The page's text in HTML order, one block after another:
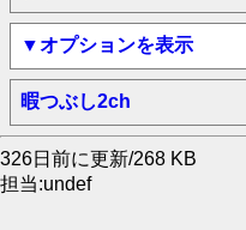
▼オプションを表示
暇つぶし2ch
326日前に更新/268 KB
担当:undef